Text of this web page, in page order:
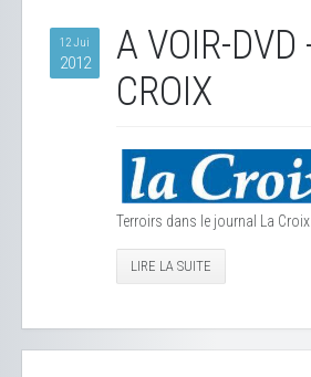
12 Jui
2012
A VOIR-DVD
CROIX
Terroirs dans le journal La
LIRE LA SUITE